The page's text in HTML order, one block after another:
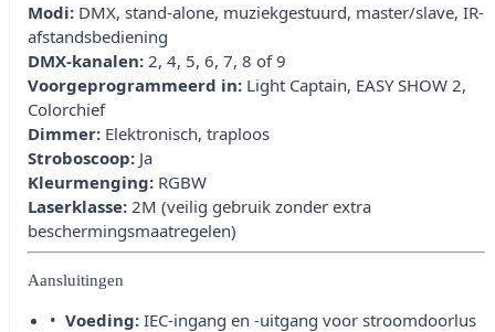
Modi: DMX, stand-alone, muziekgestuurd, master/slave, IR-
afstandsbediening
DMX-kanalen: 2, 4, 5, 6, 7, 8 of 9
Voorgeprogrammeerd in: Light Captain, EASY SHOW 2,
Colorchief
Dimmer: Elektronisch, traploos
Stroboscoop: Ja
Kleurmenging: RGBW
Laserklasse: 2M (veilig gebruik zonder extra
beschermingsmaatregelen)
Aansluitingen
Voeding: IEC-ingang en -uitgang voor stroomdoorlus